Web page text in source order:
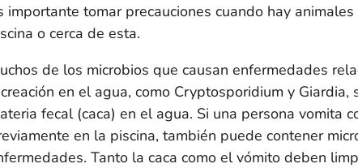
importante tomar precauciones cuando hay
o cerca de esta.
de los microbios que causan enfermedades
en el agua, como Cryptosporidium y Giardia,
fecal (caca) en el agua. Si una persona vomita
en la piscina, también puede contener
Tanto la caca como el vómito deben